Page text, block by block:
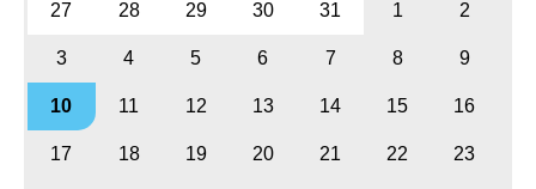
27 28 29 30 31 1 2
3 4 5 6 7 8 9
10 11 12 13 14 15 16
17 18 19 20 21 22 23